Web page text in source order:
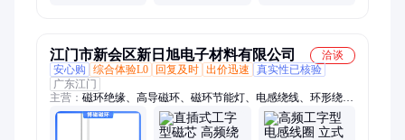
江门市新会区新日旭电子材料有限公司
洽谈
安心购
综合体验L0 回复及时 出价迅速
真实性已核验
广东江门
主营： 磁环绝缘、高导磁环、磁环节能灯、电感绕线、环形绕
线、电感锰锌、磁环绕线、工字电感、磁环抗干扰、磁环变压
器、绿色铁氧体、防腐漆电子、变压器磁芯